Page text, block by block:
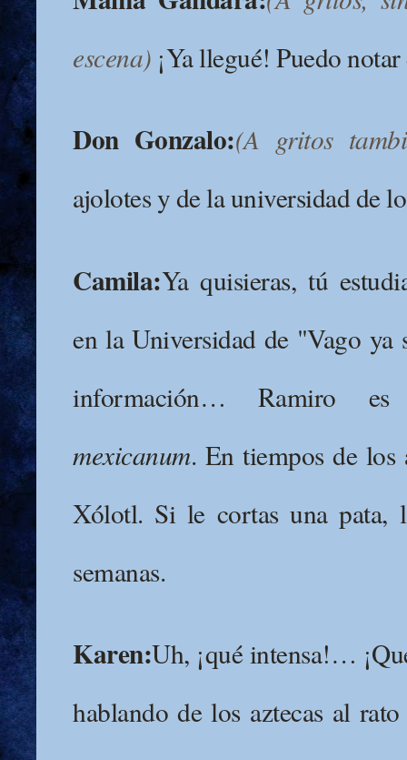
escena) ¡Ya llegué! Puedo
Don Gonzalo:(A gritos
ajolotes y de la universidad de
Camila:Ya quisieras, tú
en la Universidad de "Vago
información… Ramiro
mexicanum. En tiempos de los
Xólotl. Si le cortas una pata,
semanas.
Karen:Uh, ¡qué intensa!…
hablando de los aztecas al